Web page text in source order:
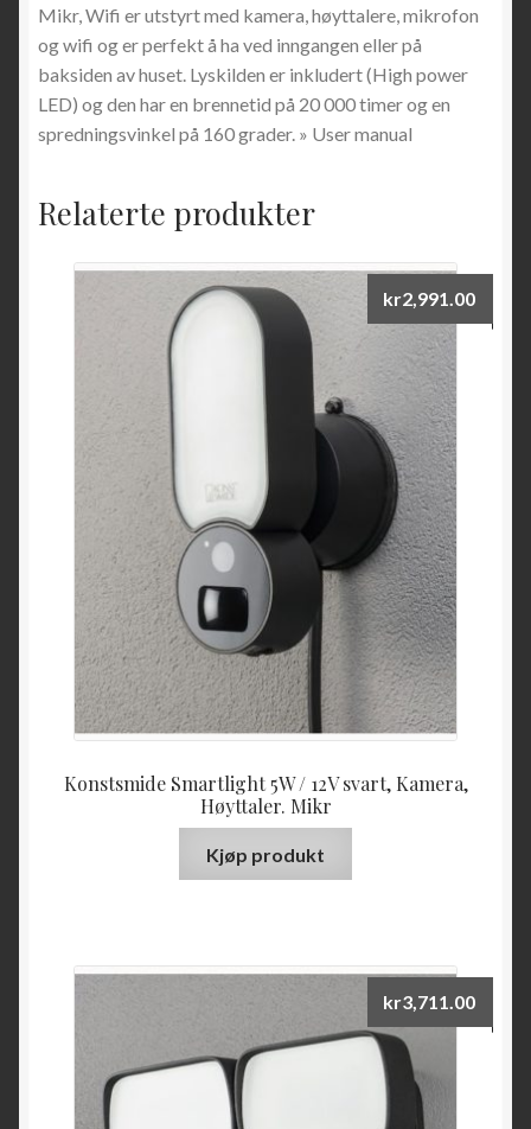
Mikr, Wifi er utstyrt med kamera, høyttalere, mikrofon
og wifi og er perfekt å ha ved inngangen eller på
baksiden av huset. Lyskilden er inkludert (High power
LED) og den har en brennetid på 20 000 timer og en
spredningsvinkel på 160 grader. » User manual
Relaterte produkter
Konstsmide Smartlight 5W / 12V svart, Kamera,
Høyttaler. Mikr
kr2,991.00
Kjøp produkt
kr3,711.00